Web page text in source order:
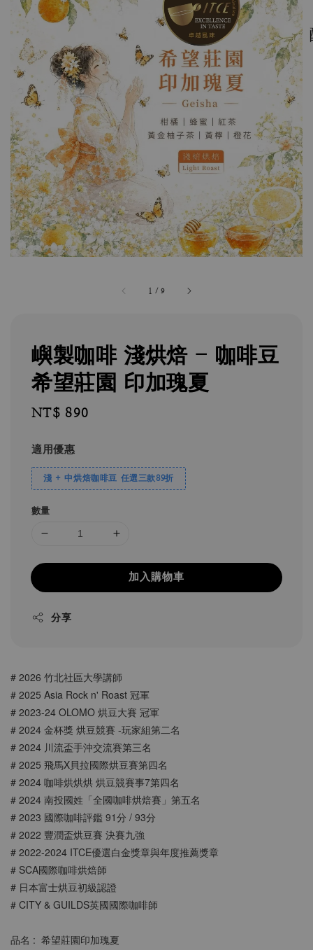
1 /9
嶼製咖啡 淺烘焙 - 咖啡豆
希望莊園 印加瑰夏
Regular
NT$ 890
適用優惠
淺 + 中烘焙咖啡豆 任選三款89折
數量
加入購物車
分享
# 2026 竹北社區大學講師
# 2025 Asia Rock n' Roast 冠軍
# 2023-24 OLOMO 烘豆大賽 冠軍
# 2024 金杯獎 烘豆競賽 -玩家組第二名
# 2024 川流盃手沖交流賽第三名
# 2025 飛馬X貝拉國際烘豆賽第四名
# 2024 咖啡烘烘烘 烘豆競賽事7第四名
# 2024 南投國姓「全國咖啡烘焙賽」第五名
# 2023 國際咖啡評鑑 91分 / 93分
# 2022 豐潤盃烘豆賽 決賽九強
# 2022-2024 ITCE優選⽩⾦獎章與年度推薦獎章
# SCA國際咖啡烘焙師
# 日本富士烘豆初級認證
# CITY & GUILDS英國國際咖啡師
品名 :  希望莊園印加瑰夏